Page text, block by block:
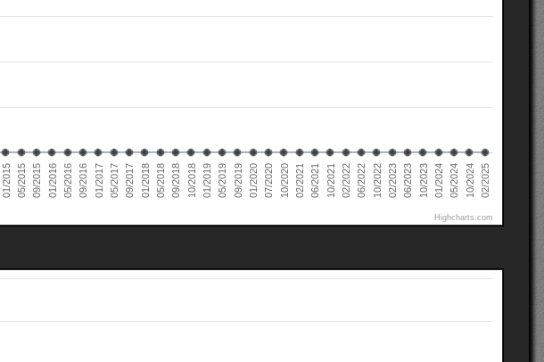
01/2015 05/2015 09/2015 01/2016 05/2016 09/2016 01/2017 05/2017 09/2017 01/2018 05/2018 09/2018 10/2018 01/2019 05/2019 09/2019 01/2020 07/2020 10/2020 02/2021 06/2021 10/2021 02/2022 06/2022 10/2022 02/2023 06/2023 10/2023 01/2024 05/2024 10/2024 02/2025
Highcharts.com